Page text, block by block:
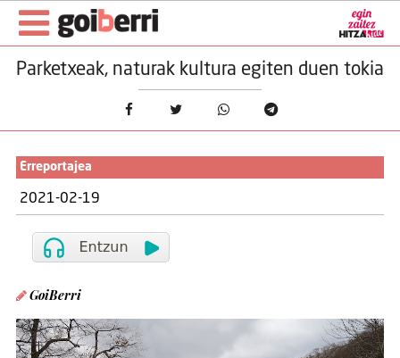
Parketxeak, naturak kultura egiten duen tokia
Erreportajea
2021-02-19
GoiBerri